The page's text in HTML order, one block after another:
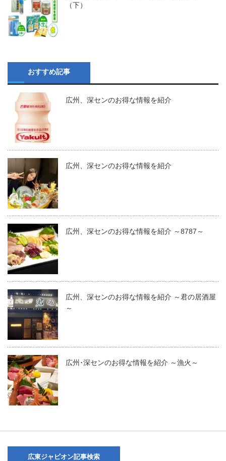
（下）
おすすめ記事
広州、深センのお得な情報を紹介
広州、深センのお得な情報を紹介
広州、深センのお得な情報を紹介 ～8787～
広州、深センのお得な情報を紹介 ～君の居酒屋
～
広州･深センのお得な情報を紹介 ～漁火～
広東ジャピオン記事検索